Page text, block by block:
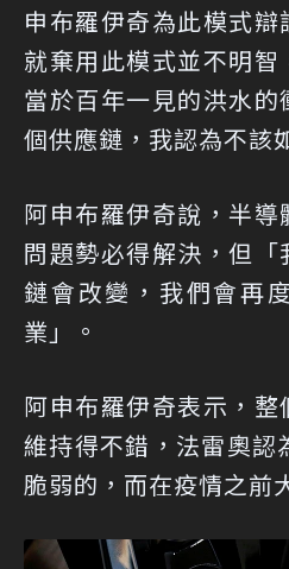
申布羅伊奇為此模式
就棄用此模式並不明
當於百年一見的洪水
個供應鏈，我認為不該
阿申布羅伊奇說，半
問題勢必得解決，但
鏈會改變，我們會再
業」。
阿申布羅伊奇表示，
維持得不錯，法雷奧認
脆弱的，而在疫情之前